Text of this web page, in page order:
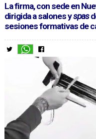
La firma, con sede en
dirigida a salones yspas
sesiones formativas de